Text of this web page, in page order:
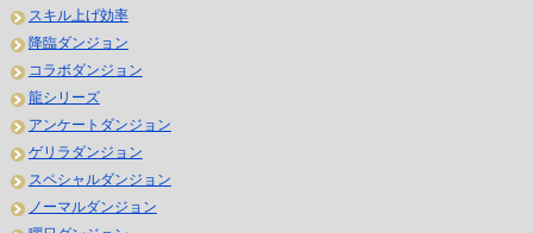
スキル上げ効率
降臨ダンジョン
コラボダンジョン
龍シリーズ
アンケートダンジョン
ゲリラダンジョン
スペシャルダンジョン
ノーマルダンジョン